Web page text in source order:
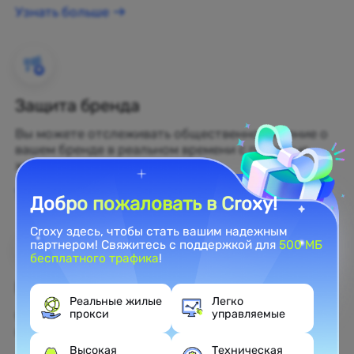
Узнать больше
Защита бренда
Вы можете отслеживать общественное мнение о
вашем бренде в реальном времени с помощью
жилых прокси.
Узнать больше
Веб-скрейпинг
Собирайте нераскрытые данные и превращайте
их в прибыльные бизнес-решения.
Добро пожаловать в Croxy!
Croxy здесь, чтобы стать вашим надежным
партнером! Свяжитесь с поддержкой для500 МБ
бесплатного трафика!
Реальные жилые
прокси
Легко
управляемые
Высокая
Техническая